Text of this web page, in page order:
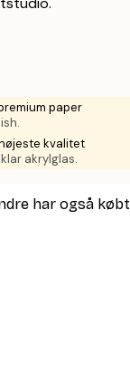
paper
kvalitet
akrylglas.
har også købt